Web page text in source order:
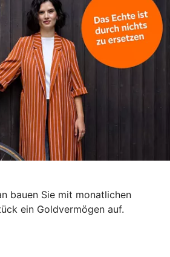
bauen Sie mit monatlichen
ein Goldvermögen auf.